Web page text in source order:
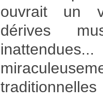
ouvrait un
dérives